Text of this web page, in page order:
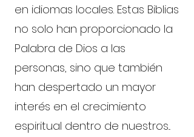
en idiomas locales. Estas Biblias
no solo han proporcionado la
Palabra de Dios a las
personas, sino que también
han despertado un mayor
interés en el crecimiento
espiritual dentro de nuestros...